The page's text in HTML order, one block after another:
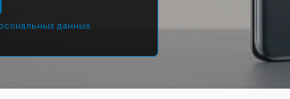
данных.